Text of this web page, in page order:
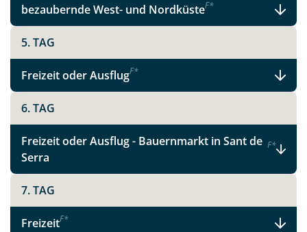
Instagram
X
Telegram
per E-Mail senden
Link kopieren
bezaubernde West- und NordküsteF*
5. TAG
Freizeit oder AusflugF*
6. TAG
Freizeit oder Ausflug - Bauernmarkt in Sant de
Serra
F*
7. TAG
FreizeitF*